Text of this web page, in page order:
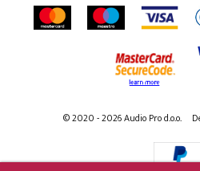
© 2020 - 2026 Audio Pro d.o.o.